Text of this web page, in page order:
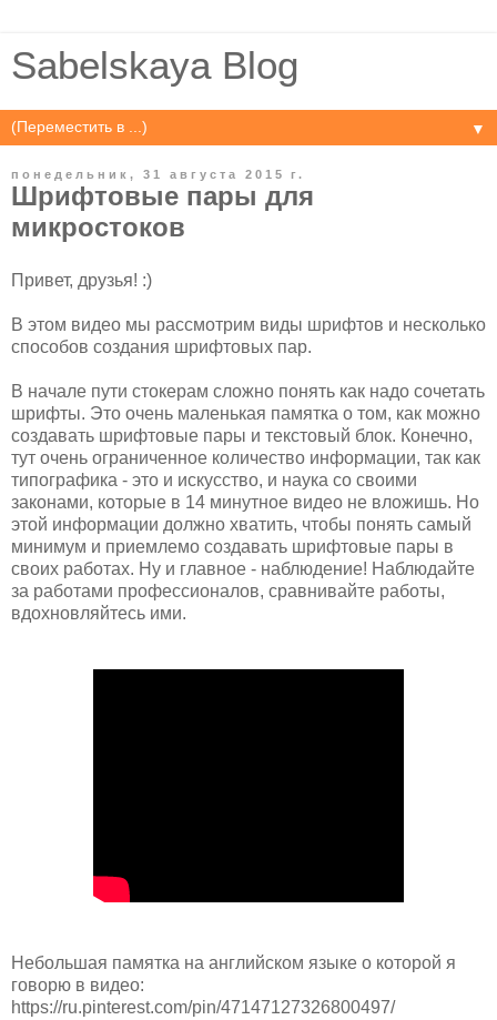
Sabelskaya Blog
▼
понедельник, 31 августа 2015 г.
Шрифтовые пары для
микростоков
Привет, друзья! :)
В этом видео мы рассмотрим виды шрифтов и несколько
способов создания шрифтовых пар.
В начале пути стокерам сложно понять как надо сочетать
шрифты. Это очень маленькая памятка о том, как можно
создавать шрифтовые пары и текстовый блок. Конечно,
тут очень ограниченное количество информации, так как
типографика - это и искусство, и наука со своими
законами, которые в 14 минутное видео не вложишь. Но
этой информации должно хватить, чтобы понять самый
минимум и приемлемо создавать шрифтовые пары в
своих работах. Ну и главное - наблюдение! Наблюдайте
за работами профессионалов, сравнивайте работы,
вдохновляйтесь ими.
Небольшая памятка на английском языке о которой я
говорю в видео:
https://ru.pinterest.com/pin/47147127326800497/